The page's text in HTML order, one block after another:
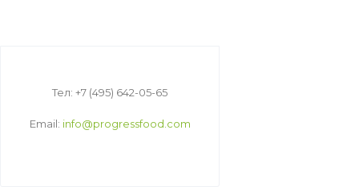
Тел: +7 (495) 642-05-65
Email: info@progressfood.com